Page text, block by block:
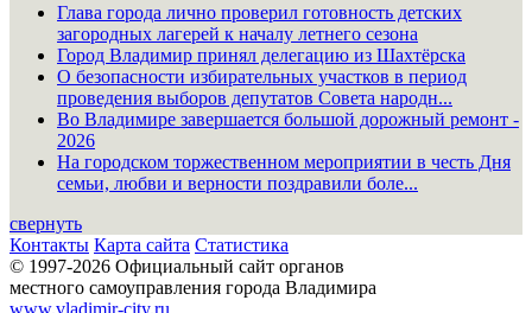
Глава города лично проверил готовность детских
загородных лагерей к началу летнего сезона
Город Владимир принял делегацию из Шахтёрска
О безопасности избирательных участков в период
проведения выборов депутатов Совета народн...
Во Владимире завершается большой дорожный ремонт -
2026
На городском торжественном мероприятии в честь Дня
семьи, любви и верности поздравили боле...
свернуть
Контакты Карта сайта Статистика
© 1997-2026 Официальный сайт органов
местного самоуправления города Владимира
www.vladimir-city.ru